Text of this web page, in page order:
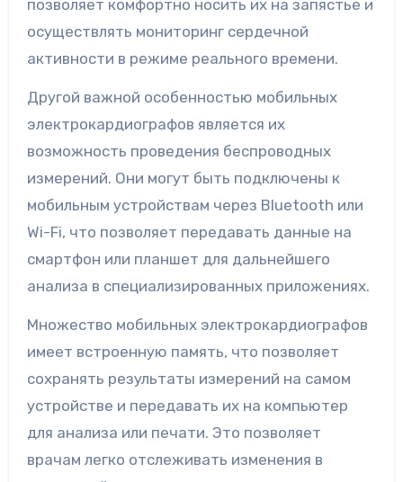
позволяет комфортно носить их на запястье и
осуществлять мониторинг сердечной
активности в режиме реального времени.
Другой важной особенностью мобильных
электрокардиографов является их
возможность проведения беспроводных
измерений. Они могут быть подключены к
мобильным устройствам через Bluetooth или
Wi-Fi, что позволяет передавать данные на
смартфон или планшет для дальнейшего
анализа в специализированных приложениях.
Множество мобильных электрокардиографов
имеет встроенную память, что позволяет
сохранять результаты измерений на самом
устройстве и передавать их на компьютер
для анализа или печати. Это позволяет
врачам легко отслеживать изменения в